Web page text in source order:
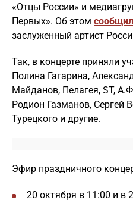
«Отцы России» и
Первых». Об этом сообщил
заслуженный артист
Так, в концерте приняли
Полина Гагарина,
Майданов, Пелагея, ST,
Родион Газманов, Сергей
Турецкого и другие.
Эфир праздничного
20 октября в 11:00 и в